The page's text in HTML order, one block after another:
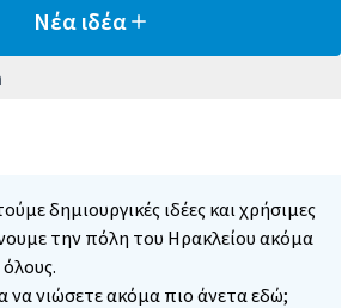
Νέα ιδέα
δημιουργικές ιδέες και χρήσιμες
την πόλη του Ηρακλείου ακόμα
να νιώσετε ακόμα πιο άνετα εδώ;